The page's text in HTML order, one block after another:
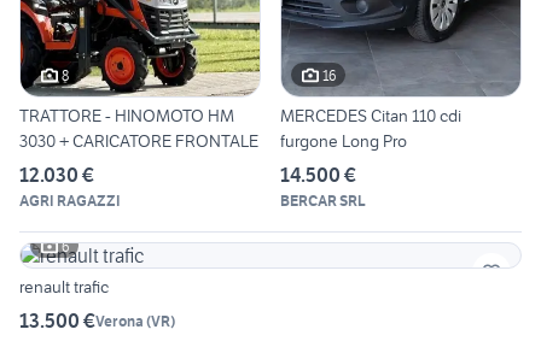
8
TRATTORE - HINOMOTO HM
3030 + CARICATORE FRONTALE
12.030 €
AGRI RAGAZZI
16
MERCEDES Citan 110 cdi
furgone Long Pro
14.500 €
BERCAR SRL
6
renault trafic
13.500 €Verona (VR)